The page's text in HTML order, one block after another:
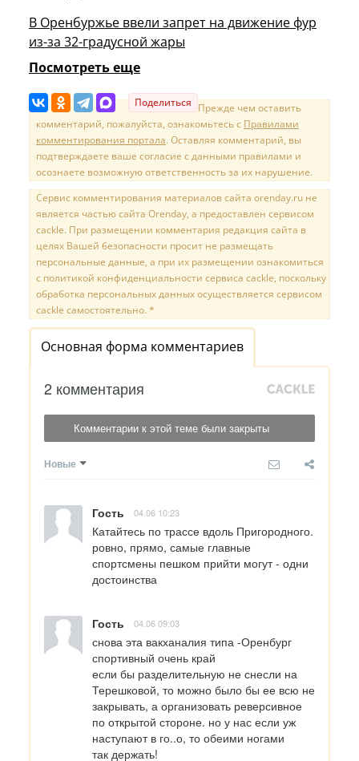
В Оренбуржье ввели запрет на движение фур
из-за 32-градусной жары
Посмотреть еще
Поделиться Прежде чем оставить
комментарий, пожалуйста, ознакомьтесь с Правилами
комментирования портала. Оставляя комментарий, вы
подтверждаете ваше согласие с данными правилами и
осознаете возможную ответственность за их нарушение.
Сервис комментирования материалов сайта orenday.ru не
является частью сайта Orenday, а предоставлен сервисом
cackle. При размещении комментария редакция сайта в
целях Вашей безопасности просит не размещать
персональные данные, а при их размещении ознакомиться
с политикой конфиденциальности сервиса cackle, поскольку
обработка персональных данных осуществляется сервисом
cackle самостоятельно. *
Основная форма комментариев
2 комментария
Комментарии к этой теме были закрыты
Новые
Гость 04.06 10:23
Катайтесь по трассе вдоль Пригородного.
ровно, прямо, самые главные
спортсмены пешком прийти могут - одни
достоинства
Гость 04.06 09:03
снова эта вакханалия типа -Оренбург
спортивный очень край
если бы разделительную не снесли на
Терешковой, то можно было бы ее всю не
закрывать, а организовать реверсивное
по открытой стороне. но у нас если уж
наступают в го..о, то обеими ногами
так держать!